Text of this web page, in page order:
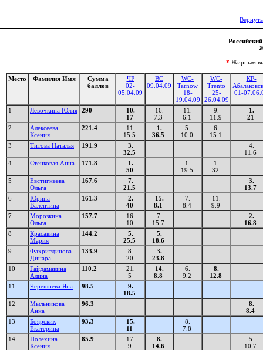
* Жирным
Место Фамилия Имя
Сумма
баллов
ЧР
02-
05.04.09
ВС
09.04.09
WC-
Tarnow
18-
19.04.09
WC-
Trento
25-
26.04.09
КР-
01-
1 Левочкина Юлия 290
10.
17
16.
7.3
11.
6.1
9.
11.9
1.
21
2
Алексеева
Ксения
221.4
11.
15.5
1.
36.5
5.
10.0
6.
15.1
3
Титова Наталья 191.9
3.
32.5
4.
11.6
4
Стенковая Анна 171.8
1.
50
1.
19.5
1.
32
5
Евстигнеева
Ольга
167.6
7.
21.5
3.
13.7
6
Юрина
Валентина
161.3
2.
40
15.
8.1
7.
8.4
11.
9.9
7
Морозкина
Ольга
157.7
16.
10
7.
15.7
2.
16.8
8
Красавина
Мария
144.2
5.
25.5
5.
18.6
9
Фахритдинова
Динара
133.9
8.
20
3.
23.8
10
Гайдамакина
Алина
110.2
21.
5
14.
8.8
6.
9.2
8.
12.8
11
Черешнева Яна 98.5
9.
18.5
12
Мыльникова
Анна
96.3
8.
8.4
13
Боярских
Екатерина
93.3
15.
11
8.
7.8
14
Полехина
Ксения
85.9
17.
9
8.
14.6
5.
10.7